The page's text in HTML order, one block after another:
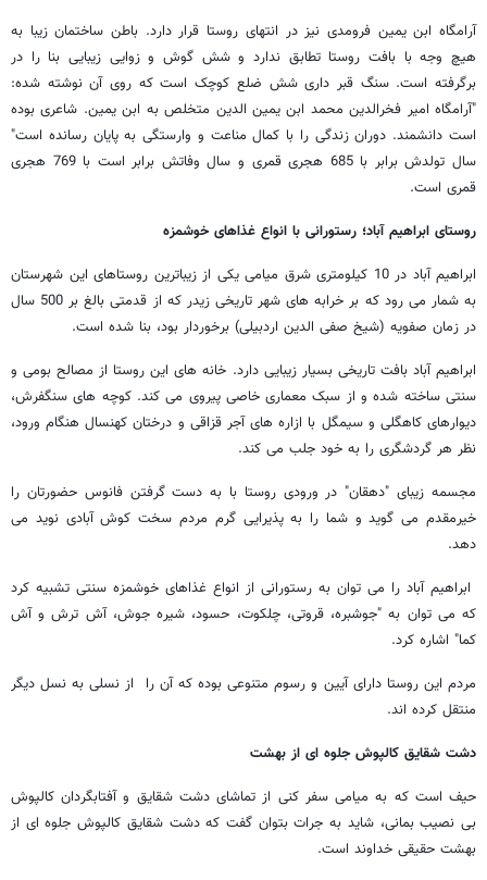
آرامگاه ابن یمین فرومدی نیز در انتهای روستا قرار دارد. باطن ساختمان زیبا به
هیچ وجه با بافت روستا تطابق ندارد و شش گوش و زوایی زیبایی بنا را در
برگرفته است. سنگ قبر داری شش ضلع کوچک است که روی آن نوشته شده:
"آرامگاه امیر فخرالدین محمد ابن یمین الدین متخلص به ابن یمین. شاعری بوده
است دانشمند. دوران زندگی را با کمال مناعت و وارستگی به پایان رسانده است"
سال تولدش برابر با 685 هجری قمری و سال وفاتش برابر است با 769 هجری
قمری است.
روستای ابراهیم آباد؛ رستورانی با انواع غذاهای خوشمزه
ابراهیم آباد در 10 کیلومتری شرق میامی یکی از زیباترین روستاهای این شهرستان
به شمار می رود که بر خرابه های شهر تاریخی زیدر که از قدمتی بالغ بر 500 سال
در زمان صفویه (شیخ صفی الدین اردبیلی) برخوردار بود، بنا شده است.
ابراهیم آباد بافت تاریخی بسیار زیبایی دارد. خانه های این روستا از مصالح بومی و
سنتی ساخته شده و از سبک معماری خاصی پیروی می کند. کوچه های سنگفرش،
دیوارهای کاهگلی و سیمگل با ازاره های آجر قزاقی و درختان کهنسال هنگام ورود،
نظر هر گردشگری را به خود جلب می کند.
مجسمه زیبای "دهقان" در ورودی روستا با به دست گرفتن فانوس حضورتان را
خیرمقدم می گوید و شما را به پذیرایی گرم مردم سخت کوش آبادی نوید می
دهد.
ابراهیم آباد را می توان به رستورانی از انواع غذاهای خوشمزه سنتی تشبیه کرد
که می توان به "جوشبره، قروتی، چلکوت، حسود، شیره جوش، آش ترش و آش
کما" اشاره کرد.
مردم این روستا دارای آیین و رسوم متنوعی بوده که آن را از نسلی به نسل دیگر
منتقل کرده اند.
دشت شقایق کالپوش جلوه ای از بهشت
حیف است که به میامی سفر کنی از تماشای دشت شقایق و آفتابگردان کالپوش
بی نصیب بمانی، شاید به جرات بتوان گفت که دشت شقایق کالپوش جلوه ای از
بهشت حقیقی خداوند است.